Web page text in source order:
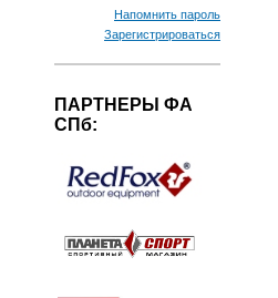
Напомнить пароль
Зарегистрироваться
ПАРТНЕРЫ ФА
СПб: